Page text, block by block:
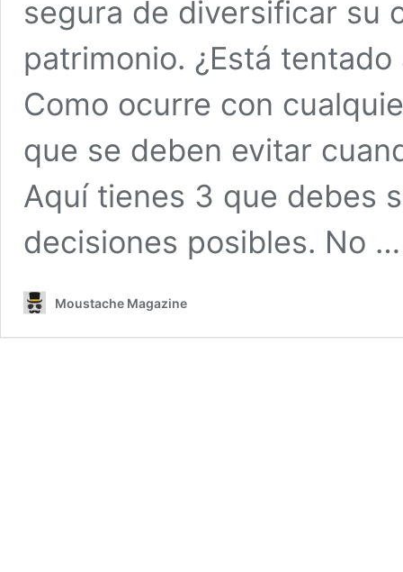
segura de diversificar su
patrimonio. ¿Está
Como ocurre con
que se deben evitar
Aquí tienes 3 que debes
decisiones posibles. No
Moustache Magazine